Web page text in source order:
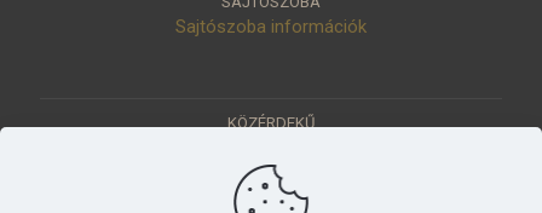
Sajtószoba információk
KÖZÉRDEKŰ
Értéktár
Pályázatok